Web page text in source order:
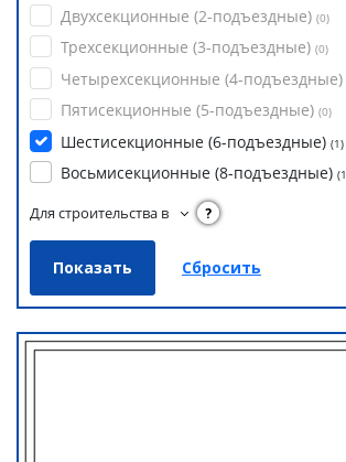
Двухсекционные (2-подъездные) (0)
Трехсекционные (3-подъездные) (0)
Четырехсекционные (4-подъездные)
Пятисекционные (5-подъездные) (0)
Шестисекционные (6-подъездные) (1)
Восьмисекционные (8-подъездные) (1
Для строительства в ?